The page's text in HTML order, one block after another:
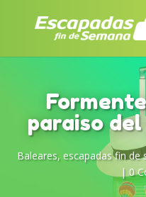
paraiso
Baleares, escapadas fin de
| 0